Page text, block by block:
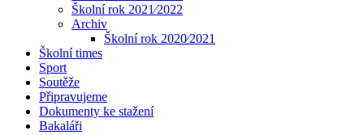
Školní rok 2021⁄2022
Archiv
Školní rok 2020⁄2021
Školní times
Sport
Soutěže
Připravujeme
Dokumenty ke stažení
Bakaláři